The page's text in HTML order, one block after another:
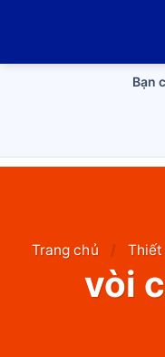
Bạn
Trang chủ /
vòi